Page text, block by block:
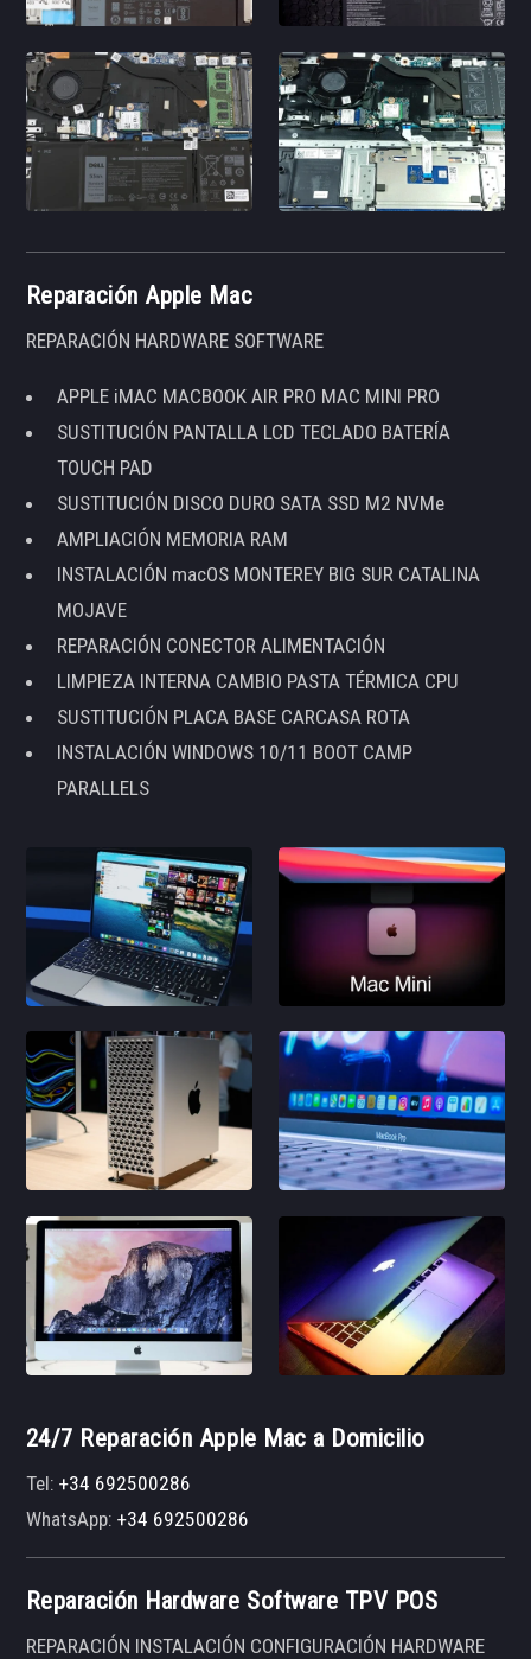
Reparación Apple Mac
REPARACIÓN HARDWARE SOFTWARE
APPLE iMAC MACBOOK AIR PRO MAC MINI PRO
SUSTITUCIÓN PANTALLA LCD TECLADO BATERÍA
TOUCH PAD
SUSTITUCIÓN DISCO DURO SATA SSD M2 NVMe
AMPLIACIÓN MEMORIA RAM
INSTALACIÓN macOS MONTEREY BIG SUR CATALINA
MOJAVE
REPARACIÓN CONECTOR ALIMENTACIÓN
LIMPIEZA INTERNA CAMBIO PASTA TÉRMICA CPU
SUSTITUCIÓN PLACA BASE CARCASA ROTA
INSTALACIÓN WINDOWS 10/11 BOOT CAMP
PARALLELS
24/7 Reparación Apple Mac a Domicilio
Tel:+34 692500286
WhatsApp:+34 692500286
Reparación Hardware Software TPV POS
REPARACIÓN INSTALACIÓN CONFIGURACIÓN HARDWARE